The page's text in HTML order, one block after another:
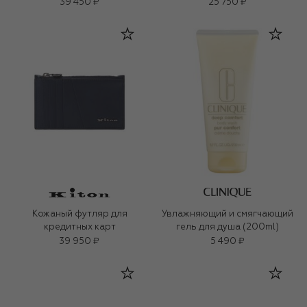
39 450 ₽ 25 750 ₽
Кожаный футляр для
кредитных карт
39 950 ₽
Увлажняющий и смягчающий
гель для душа (200ml)
5 490 ₽